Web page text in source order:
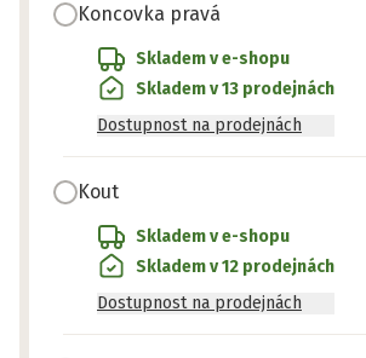
Koncovka pravá
Skladem v e-shopu
Skladem v 13 prodejnách
Dostupnost na prodejnách
Kout
Skladem v e-shopu
Skladem v 12 prodejnách
Dostupnost na prodejnách